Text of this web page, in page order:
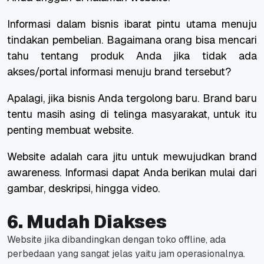
Informasi dalam bisnis ibarat pintu utama menuju
tindakan pembelian. Bagaimana orang bisa mencari
tahu tentang produk Anda jika tidak ada
akses/portal informasi menuju brand tersebut?
Apalagi, jika bisnis Anda tergolong baru. Brand baru
tentu masih asing di telinga masyarakat, untuk itu
penting membuat website.
Website adalah cara jitu untuk mewujudkan brand
awareness. Informasi dapat Anda berikan mulai dari
gambar, deskripsi, hingga video.
6. Mudah Diakses
Website jika dibandingkan dengan toko offline, ada
perbedaan yang sangat jelas yaitu jam operasionalnya.